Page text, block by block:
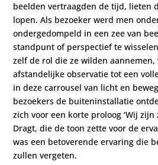
beelden vertraagden de tijd, lieten
lopen. Als bezoeker werd men
ondergedompeld in een zee van
standpunt of perspectief te
zelf de rol die ze wilden aannemen,
afstandelijke observatie tot een
in deze carrousel van licht en
bezoekers de buiteninstallatie
zich voor een korte proloog ‘Wij
Dragt, die de toon zette voor de
was een betoverende ervaring die
zullen vergeten.